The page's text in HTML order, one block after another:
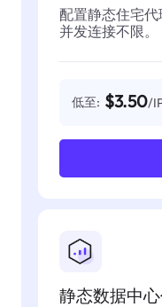
配置静态住宅
并发连接不限。
低至: $3.50/
静态数据中